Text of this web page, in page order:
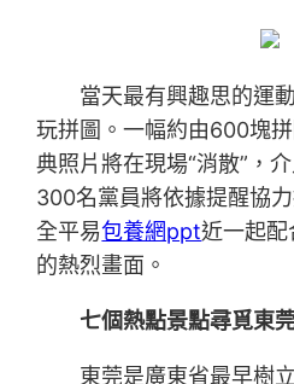
當天最有興趣思的運動
玩拼圖。一幅約由600塊
典照片將在現場“消散”，
300名黨員將依據提醒協
全平易包養網ppt近一起配
的熱烈畫面。
七個熱點景點尋覓東
東莞是廣東省最早樹立